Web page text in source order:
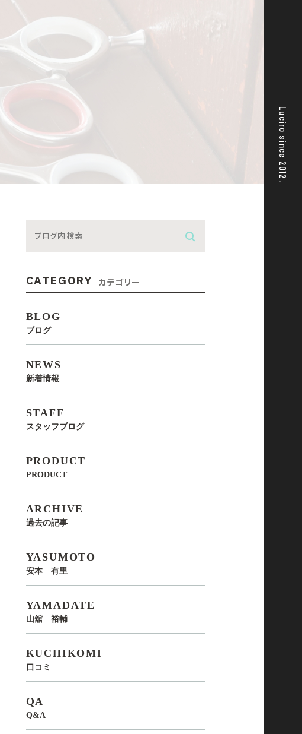
Luciro since 2012.
CATEGORY カテゴリー
BLOG
ブログ
NEWS
新着情報
STAFF
スタッフブログ
PRODUCT
PRODUCT
ARCHIVE
過去の記事
YASUMOTO
安本 有里
YAMADATE
山舘 裕輔
KUCHIKOMI
口コミ
QA
Q&A